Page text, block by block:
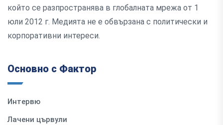
който се разпространява в глобалната мрежа от 1
юли 2012 г. Медията не е обвързана с политически и
корпоративни интереси.
Основно с Фактор
Интервю
Лачени цървули